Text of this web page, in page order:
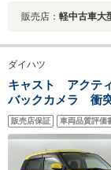
販売店： 軽中古車
ダイハツ
キャスト アクテ
バックカメラ 衝
アマット 純正ア
ンプ オートマチ
プ サンバイザー
販売店保証 車両品質評価